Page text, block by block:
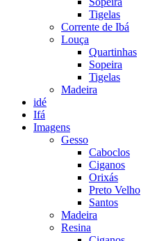
Tigelas
Corrente de Ibá
Louça
Quartinhas
Sopeira
Tigelas
Madeira
idé
Ifá
Imagens
Gesso
Caboclos
Ciganos
Orixás
Preto Velho
Santos
Madeira
Resina